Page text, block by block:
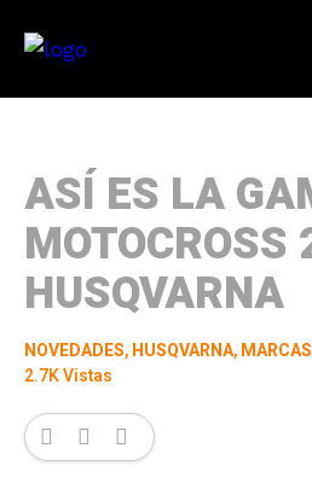
ASÍ ES LA
MOTOCROSS
HUSQVARNA
NOVEDADES,HUSQVARNA,MARCAS
2.7K Vistas